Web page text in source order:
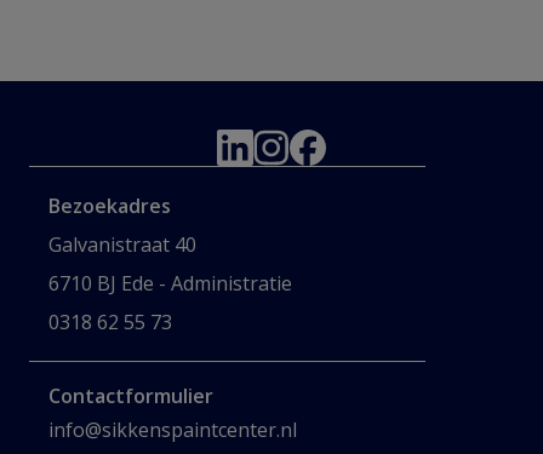
Bezoekadres
Galvanistraat 40
6710 BJ Ede - Administratie
0318 62 55 73
Contactformulier
info@sikkenspaintcenter.nl